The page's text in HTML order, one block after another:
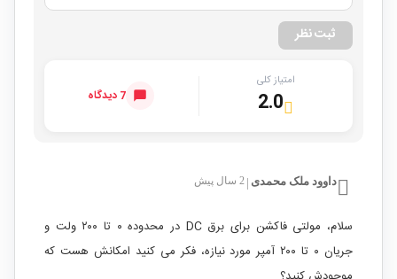
ثبت نظر
امتیاز کلی
2.0 7 دیدگاه
داوود ملک محمدی | 2 سال پیش
سلام، مولتی فاکشن برای برق DC در محدوده ۰ تا ۲۰۰ ولت و
جریان ۰ تا ۲۰۰ آمپر مورد نیازه، فکر می کنید امکانش هست که